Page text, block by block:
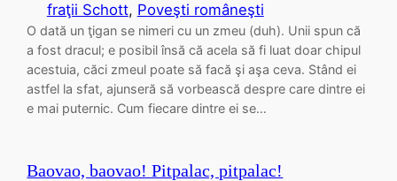
fraţii Schott, Poveşti româneşti
O dată un ţigan se nimeri cu un zmeu (duh). Unii spun că
a fost dracul; e posibil însă că acela să fi luat doar chipul
acestuia, căci zmeul poate să facă şi aşa ceva. Stând ei
astfel la sfat, ajunseră să vorbească despre care dintre ei
e mai puternic. Cum fiecare dintre ei se…
Baovao, baovao! Pitpalac, pitpalac!